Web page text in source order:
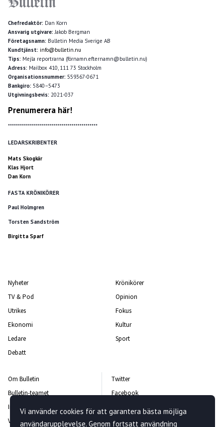
Chefredaktör: Dan Korn
Ansvarig utgivare: Jakob Bergman
Företagsnamn: Bulletin Media Sverige AB
Kundtjänst: info@bulletin.nu
Tips: Mejla reportrarna (förnamn.efternamn@bulletin.nu)
Adress: Mailbox 410, 111 73 Stockholm
Organisationsnummer: 559367-0671
Bankgiro: 5840–5473
Utgivningsbevis: 2021-037
Prenumerera här!
*********************************************
LEDARSKRIBENTER
Mats Skogkär
Klas Hjort
Dan Korn
FASTA KRÖNIKÖRER
Paul Holmgren
Torsten Sandström
Birgitta Sparf
Nyheter
TV & Pod
Utrikes
Ekonomi
Ledare
Debatt
Krönikörer
Opinion
Fokus
Kultur
Sport
Om Bulletin
Bulletin-teamet
Integritetspolicy
Vanliga frågor och svar
Twitter
Facebook
Kontakta oss
Vi använder cookies för att garantera bästa möjliga
användarupplevelse. Genom fortsatt användning